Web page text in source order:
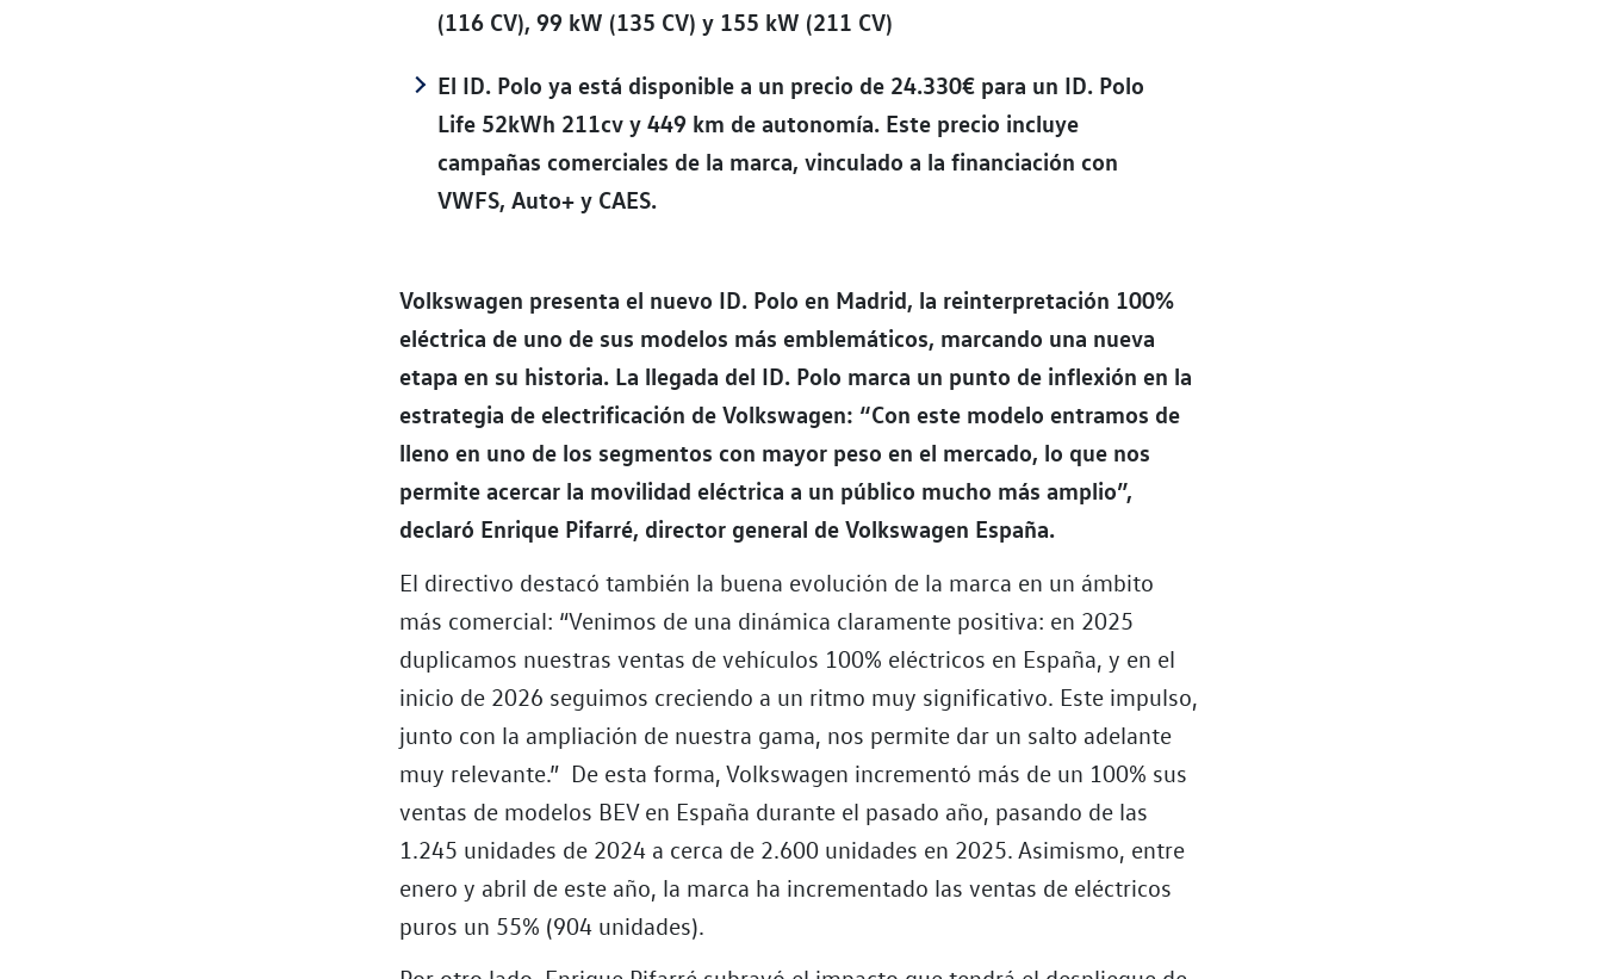
(116 CV), 99 kW (135 CV) y 155 kW (211 CV)
El ID. Polo ya está disponible a un precio de 24.330€ para un ID. Polo
Life 52kWh 211cv y 449 km de autonomía. Este precio incluye
campañas comerciales de la marca, vinculado a la financiación con
VWFS, Auto+ y CAES.
Volkswagen presenta el nuevo ID. Polo en Madrid, la reinterpretación 100%
eléctrica de uno de sus modelos más emblemáticos, marcando una nueva
etapa en su historia. La llegada del ID. Polo marca un punto de inflexión en la
estrategia de electrificación de Volkswagen: “Con este modelo entramos de
lleno en uno de los segmentos con mayor peso en el mercado, lo que nos
permite acercar la movilidad eléctrica a un público mucho más amplio”,
declaró Enrique Pifarré, director general de Volkswagen España.
El directivo destacó también la buena evolución de la marca en un ámbito
más comercial: “Venimos de una dinámica claramente positiva: en 2025
duplicamos nuestras ventas de vehículos 100% eléctricos en España, y en el
inicio de 2026 seguimos creciendo a un ritmo muy significativo. Este impulso,
junto con la ampliación de nuestra gama, nos permite dar un salto adelante
muy relevante.” De esta forma, Volkswagen incrementó más de un 100% sus
ventas de modelos BEV en España durante el pasado año, pasando de las
1.245 unidades de 2024 a cerca de 2.600 unidades en 2025. Asimismo, entre
enero y abril de este año, la marca ha incrementado las ventas de eléctricos
puros un 55% (904 unidades).